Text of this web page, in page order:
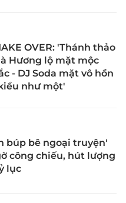
OVER: 'Thánh thảo
Hương lộ mặt mộc
- DJ Soda mặt vô hồn
như một'
búp bê ngoại truyện'
công chiếu, hút lượng
lục